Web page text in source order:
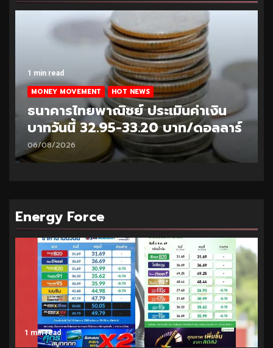
1 min read
MONEY MOVEMENT HOT NEWS
ธนาคารไทยพาณิชย์ ประเมินค่าเงิน
บาทวันนี้ 32.95-33.20 บาท/ดอลลาร์
06/08/2026
Energy Force
1 min read